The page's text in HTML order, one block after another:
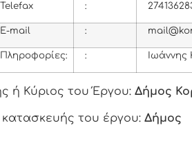
Telefax :
E-mail :
Πληροφορίες: :
ή Κύριος του Έργου: Δήμος
του έργου:Δήμος